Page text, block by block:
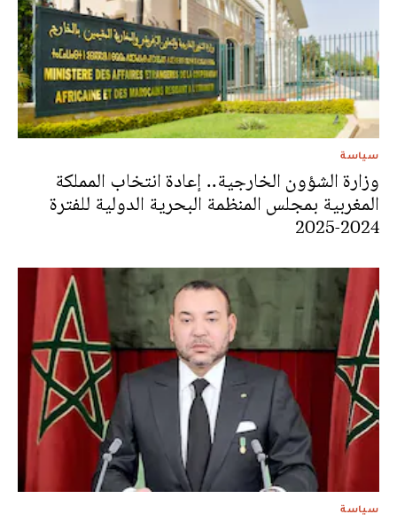
سياسة
وزارة الشؤون الخارجية.. إعادة انتخاب المملكة
المغربية بمجلس المنظمة البحرية الدولية للفترة
2024-2025
سياسة